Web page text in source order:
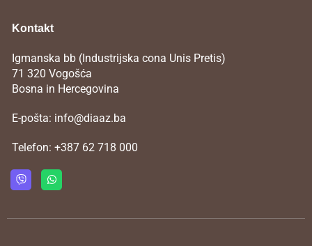
Kontakt
Igmanska bb (Industrijska cona Unis Pretis)
71 320 Vogošća
Bosna in Hercegovina
E-pošta: info@diaaz.ba
Telefon: +387 62 718 000